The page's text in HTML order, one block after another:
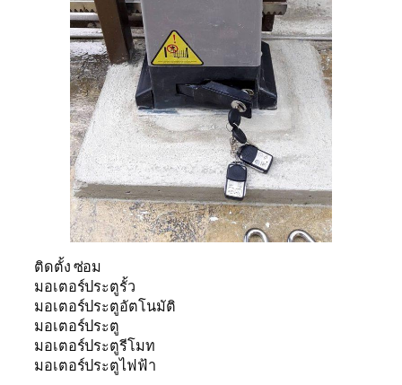
ติดตั้ง ซ่อม
มอเตอร์ประตูรั้ว
มอเตอร์ประตูอัตโนมัติ
มอเตอร์ประตู
มอเตอร์ประตูรีโมท
มอเตอร์ประตูไฟฟ้า